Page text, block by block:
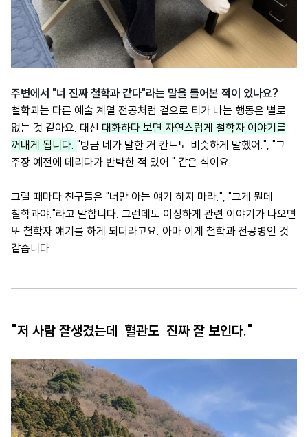
주변에서 "너 진짜 철학과 같다"라는 말을 들어본 적이 있나요?
철학과는 다른 예술 계열 전공처럼 겉으로 티가 나는 행동은 별로
없는 것 같아요. 대신 대화하다 보면 자연스럽게 철학자 이야기를
꺼내게 됩니다. "방금 네가 말한 거 칸트도 비슷하게 말했어.", "그
주장 예전에 데리다가 반박한 적 있어." 같은 식이요.
그럴 때마다 친구들은 "너만 아는 얘기 하지 마라.", "그게 뭔데
철학과야."라고 말합니다. 그런데도 이상하게 관련 이야기가 나오면
또 철학자 얘기를 하게 되더라고요. 아마 이게 철학과 전공병인 것
같습니다.
"저 사람 잘생겼는데 혈관도 진짜 잘 보인다."